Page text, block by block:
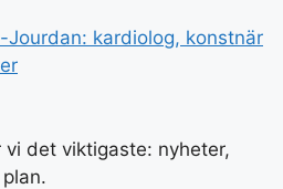
Jourdan: kardiolog, konstnär
vi det viktigaste: nyheter,